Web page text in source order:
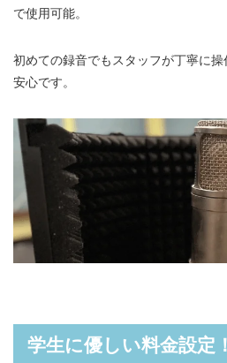
で使用可能。
初めての録音でもスタッフが丁寧に
安心です。
学生に優しい料金設定